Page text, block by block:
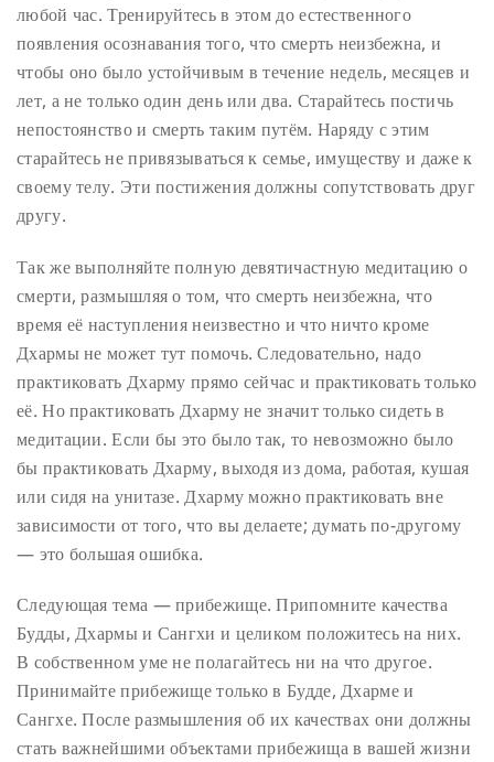
любой час. Тренируйтесь в этом до естественного
появления осознавания того, что смерть неизбежна, и
чтобы оно было устойчивым в течение недель, месяцев и
лет, а не только один день или два. Старайтесь постичь
непостоянство и смерть таким путём. Наряду с этим
старайтесь не привязываться к семье, имуществу и даже к
своему телу. Эти постижения должны сопутствовать друг
другу.
Так же выполняйте полную девятичастную медитацию о
смерти, размышляя о том, что смерть неизбежна, что
время её наступления неизвестно и что ничто кроме
Дхармы не может тут помочь. Следовательно, надо
практиковать Дхарму прямо сейчас и практиковать только
её. Но практиковать Дхарму не значит только сидеть в
медитации. Если бы это было так, то невозможно было
бы практиковать Дхарму, выходя из дома, работая, кушая
или сидя на унитазе. Дхарму можно практиковать вне
зависимости от того, что вы делаете; думать по-другому
— это большая ошибка.
Следующая тема — прибежище. Припомните качества
Будды, Дхармы и Сангхи и целиком положитесь на них.
В собственном уме не полагайтесь ни на что другое.
Принимайте прибежище только в Будде, Дхарме и
Сангхе. После размышления об их качествах они должны
стать важнейшими объектами прибежища в вашей жизни